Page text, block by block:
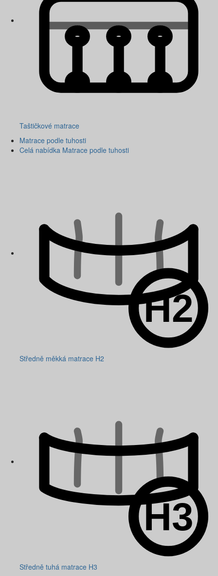
Taštičkové matrace
Matrace podle tuhosti
Celá nabídka Matrace podle tuhosti
Středně měkká matrace H2
Středně tuhá matrace H3